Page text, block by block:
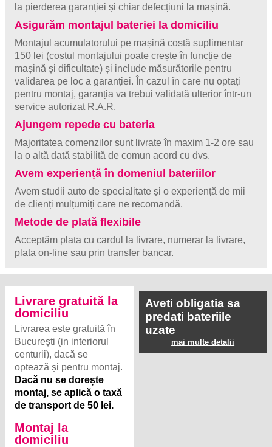
la pierderea garanției și chiar defecțiuni la mașină.
Asigurăm montajul bateriei la domiciliu
Montajul acumulatorului pe mașină costă suplimentar
150 lei (costul montajului poate crește în funcție de
mașină și dificultate) și include măsurătorile pentru
validarea pe loc a garanției. În cazul în care nu optați
pentru montaj, garanția va trebui validată ulterior într-un
service autorizat R.A.R.
Ajungem repede cu bateria
Majoritatea comenzilor sunt livrate în maxim 1-2 ore sau
la o altă dată stabilită de comun acord cu dvs.
Avem experiență în domeniul bateriilor
Avem studii auto de specialitate și o experiență de mii
de clienți mulțumiți care ne recomandă.
Metode de plată flexibile
Acceptăm plata cu cardul la livrare, numerar la livrare,
plata on-line sau prin transfer bancar.
Livrare gratuită la
domiciliu
Livrarea este gratuită în
București (in interiorul
centurii), dacă se
optează și pentru montaj.
Dacă nu se dorește
montaj, se aplică o taxă
de transport de 50 lei.
Montaj la
domiciliu
Aveti obligatia sa
predati bateriile
uzate
mai multe detalii